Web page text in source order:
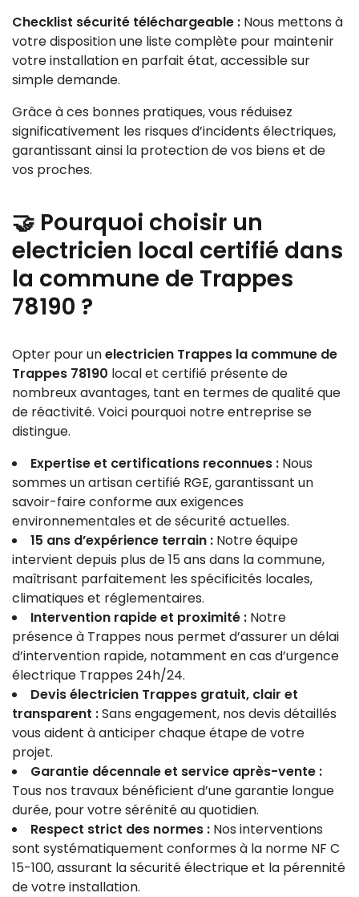
Checklist sécurité téléchargeable : Nous mettons à
votre disposition une liste complète pour maintenir
votre installation en parfait état, accessible sur
simple demande.
Grâce à ces bonnes pratiques, vous réduisez
significativement les risques d’incidents électriques,
garantissant ainsi la protection de vos biens et de
vos proches.
🤝 Pourquoi choisir un
electricien local certifié dans
la commune de Trappes
78190 ?
Opter pour unelectricien Trappes la commune de
Trappes 78190 local et certifié présente de
nombreux avantages, tant en termes de qualité que
de réactivité. Voici pourquoi notre entreprise se
distingue.
Expertise et certifications reconnues : Nous
sommes un artisan certifié RGE, garantissant un
savoir-faire conforme aux exigences
environnementales et de sécurité actuelles.
15 ans d’expérience terrain : Notre équipe
intervient depuis plus de 15 ans dans la commune,
maîtrisant parfaitement les spécificités locales,
climatiques et réglementaires.
Intervention rapide et proximité : Notre
présence à Trappes nous permet d’assurer un délai
d’intervention rapide, notamment en cas d’urgence
électrique Trappes 24h/24.
Devis électricien Trappes gratuit, clair et
transparent :Sans engagement, nos devis détaillés
vous aident à anticiper chaque étape de votre
projet.
Garantie décennale et service après-vente :
Tous nos travaux bénéficient d’une garantie longue
durée, pour votre sérénité au quotidien.
Respect strict des normes : Nos interventions
sont systématiquement conformes à la norme NF C
15-100, assurant la sécurité électrique et la pérennité
de votre installation.